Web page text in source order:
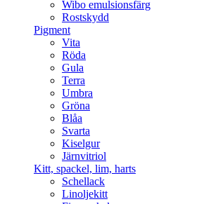
Wibo emulsionsfärg
Rostskydd
Pigment
Vita
Röda
Gula
Terra
Umbra
Gröna
Blåa
Svarta
Kiselgur
Järnvitriol
Kitt, spackel, lim, harts
Schellack
Linoljekitt